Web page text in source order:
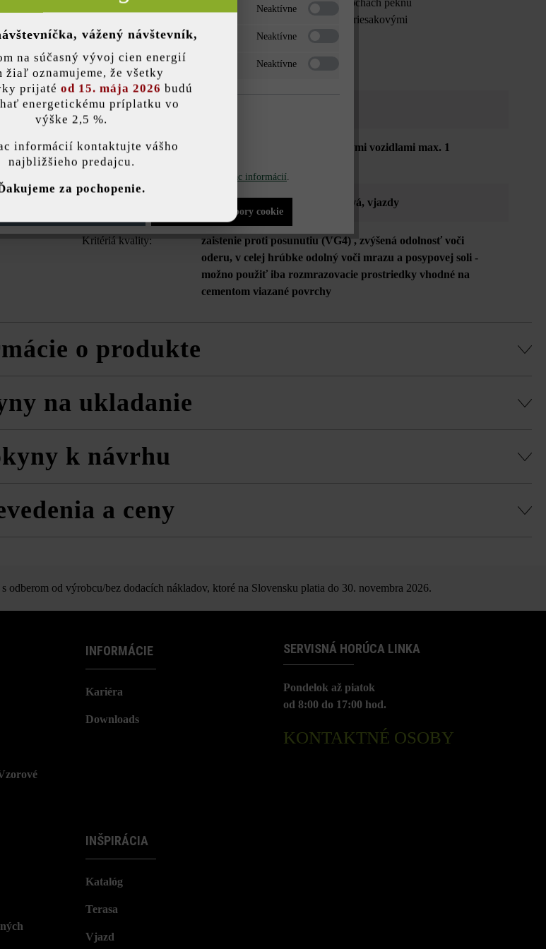
vsakovanie vody, škáry vyplnené drvinou navyše zabezpečia na veľkých plochách peknú
označovanie. Eko plus VG4 sa dá dokonale skombinovať s našimi ďalšími priesakovými
so systémom VG4 rovnakej výšky.
Farba:
Zaťažiteľnosť:
pojazdná osobnými aj nákladnými vozidlami max. 1
, verejné priestranstvá, vjazdy
Kritériá kvality: zaistenie proti posunutiu (VG4) , zvýšená odolnosť voči
oderu, v celej hrúbke odolný voči mrazu a posypovej soli -
možno použiť iba rozmrazovacie prostriedky vhodné na
cementom viazané povrchy
o produkte
zjednoduší vsakovanie vody.
na ukladanie
k návrhu
a ceny
odberom od výrobcu/bez dodacích nákladov, ktoré na Slovensku platia do 30. novembra 2026.
INFORMÁCIE
Kariéra
Downloads
INŠPIRÁCIA
Katalóg
Terasa
Vjazd
SERVISNÁ HORÚCA LINKA
Pondelok až piatok
od 8:00 do 17:00 hod.
KONTAKTNÉ OSOBY
Neaktívne
Neaktívne
Neaktívne
aby vám ponúkla najlepšiu možnú funkčnosť... Viac informácií
Povoliť všetky súbory cookie
vážený návštevník,
na súčasný vývoj cien energií
žiaľ oznamujeme, že všetky
prijaté od 15. mája 2026 budú
energetickému príplatku vo
výške 2,5 %.
informácií kontaktujte vášho
najbližšieho predajcu.
za pochopenie.